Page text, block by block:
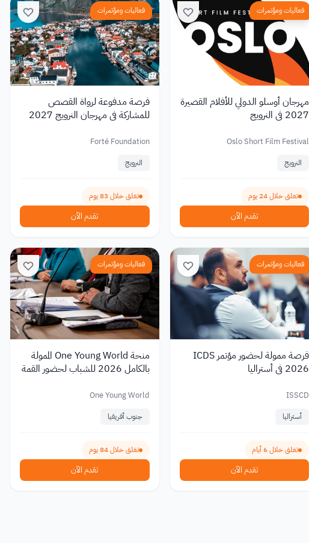
فعاليات ومؤتمرات
مهرجان أوسلو الدولي للأفلام القصيرة
2027 في النرويج
Oslo Short Film Festival
النرويج
تغلق خلال 24 يوم
تقدم الآن
فعاليات ومؤتمرات
فرصة مدفوعة لرواة القصص
للمشاركة في مهرجان النرويج 2027
Forté Foundation
النرويج
تغلق خلال 83 يوم
تقدم الآن
فعاليات ومؤتمرات
فرصة ممولة لحضور مؤتمر ICDS
2026 في أستراليا
ISSCD
أستراليا
تغلق خلال 6 أيام
تقدم الآن
فعاليات ومؤتمرات
منحة One Young World الممولة
بالكامل 2026 للشباب لحضور القمة
One Young World
جنوب أفريقيا
تغلق خلال 84 يوم
تقدم الآن